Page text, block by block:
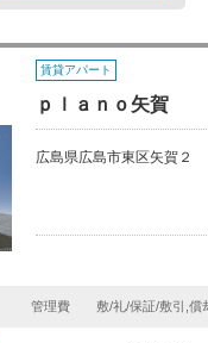
賃貸アパート
ｐｌａｎｏ矢賀
広島県広島市東区矢賀２
管理費 敷/礼/保証/敷引,償